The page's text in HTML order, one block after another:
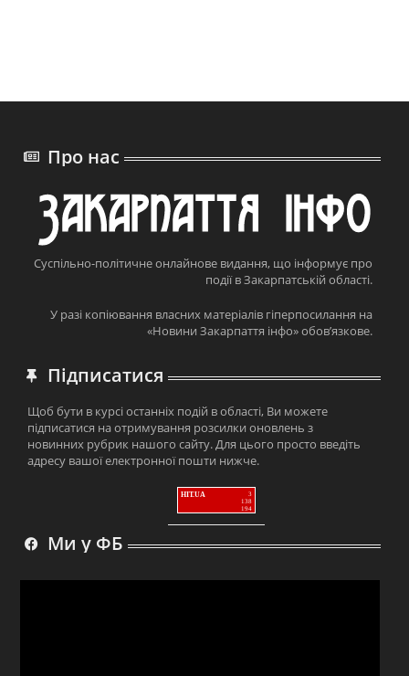
Про нас
Суспільно-політичне онлайнове видання, що інформує про
події в Закарпатській області.
У разі копіювання власних матеріалів гіперпосилання на
«Новини Закарпаття інфо» обов’язкове.
Підписатися
Щоб бути в курсі останніх подій в області, Ви можете
підписатися на отримування розсилки оновлень з
новинних рубрик нашого сайту. Для цього просто введіть
адресу вашої електронної пошти нижче.
HIT.UA
3
138
194
Ми у ФБ